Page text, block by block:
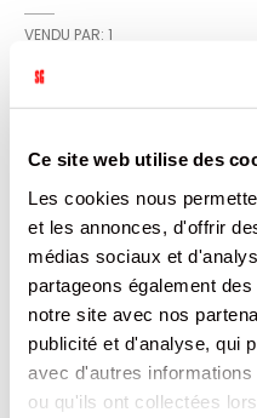
Ce site web utilise des
Les cookies nous
et les annonces, d'offrir
médias sociaux et
partageons également
notre site avec nos
publicité et d'analyse, qui
avec d'autres
ou qu'ils ont collectées
VENDU PAR: 1
Haribo, c'est beau la vie,
CARACTÉRISTIQUES
DOCUMENTATION
PRODUITS QUI